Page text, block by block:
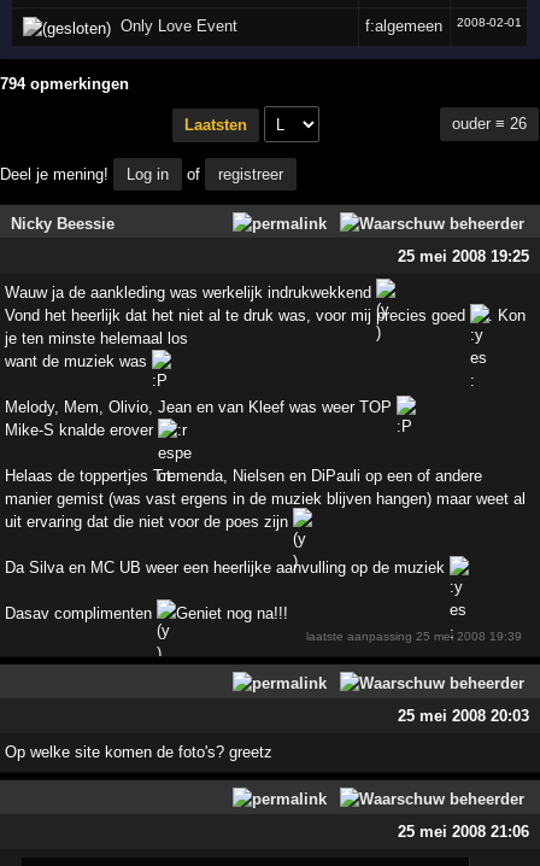
Only Love Event f:algemeen 2008-02-01
794 opmerkingen
Laatsten ouder ≡ 26
Deel je mening! Log in of registreer
Nicky Beessie
25 mei 2008 19:25
Wauw ja de aankleding was werkelijk indrukwekkend
Vond het heerlijk dat het niet al te druk was, voor mij precies goed
. Kon
je ten minste helemaal los
want de muziek was
Melody, Mem, Olivio, Jean en van Kleef was weer TOP
Mike-S knalde erover
Helaas de toppertjes Tremenda, Nielsen en DiPauli op een of andere
manier gemist (was vast ergens in de muziek blijven hangen) maar weet al
uit ervaring dat die niet voor de poes zijn
Da Silva en MC UB weer een heerlijke aanvulling op de muziek
Dasav complimenten Geniet nog na!!!
laatste aanpassing25 mei 2008 19:39
25 mei 2008 20:03
Op welke site komen de foto's? greetz
25 mei 2008 21:06